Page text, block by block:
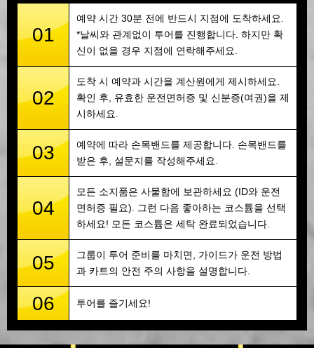
01
예약 시간 30분 전에 반드시 지점에 도착하세요.
*날씨와 관계없이 투어를 진행합니다. 하지만 확
신이 없을 경우 지점에 연락해주세요.
02
도착 시 예약과 시간을 계산원에게 제시하세요.
확인 후, 유효한 운전면허증 및 신분증(여권)을 제
시하세요.
03
예약에 따라 손목밴드를 제공합니다. 손목밴드를
받은 후, 설문지를 작성해주세요.
04
모든 소지품은 사물함에 보관하세요 (ID와 운전
면허증 필요). 그런 다음 좋아하는 코스튬을 선택
하세요! 모든 코스튬은 세탁 완료되었습니다.
05
그룹이 투어 준비를 마치면, 가이드가 운전 방법
과 카트의 안전 주의 사항을 설명합니다.
06 투어를 즐기세요!